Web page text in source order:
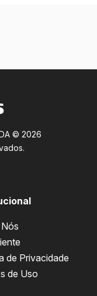
© 2026
de Privacidade
de Uso